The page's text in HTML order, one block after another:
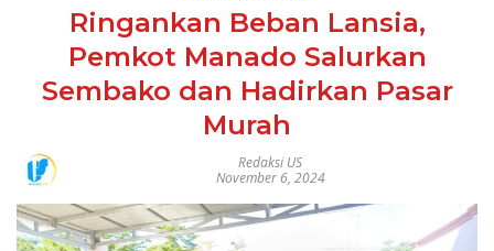
Ringankan Beban Lansia,
Pemkot Manado Salurkan
Sembako dan Hadirkan Pasar
Murah
Redaksi US
November 6, 2024